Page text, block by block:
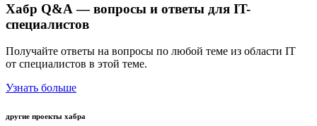
Хабр Q&A — вопросы и ответы для IT-
специалистов
Получайте ответы на вопросы по любой теме из области IT
от специалистов в этой теме.
Узнать больше
другие проекты хабра